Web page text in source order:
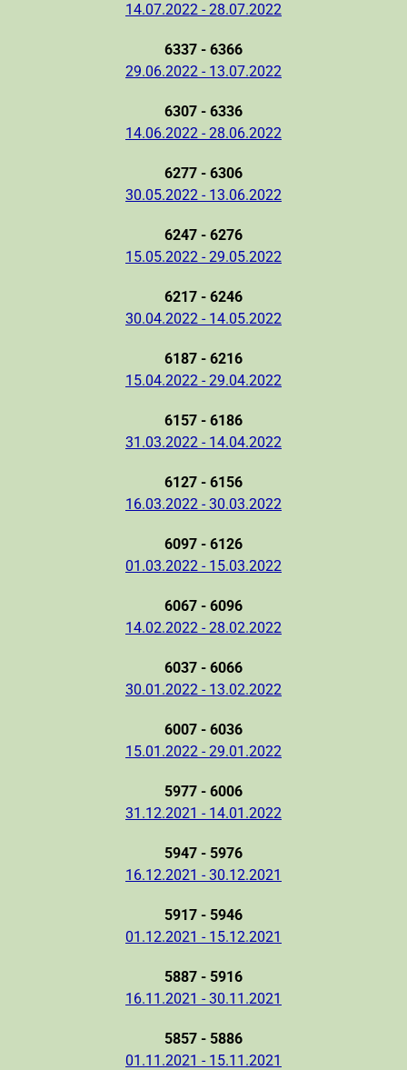
14.07.2022 - 28.07.2022
6337 - 6366
29.06.2022 - 13.07.2022
6307 - 6336
14.06.2022 - 28.06.2022
6277 - 6306
30.05.2022 - 13.06.2022
6247 - 6276
15.05.2022 - 29.05.2022
6217 - 6246
30.04.2022 - 14.05.2022
6187 - 6216
15.04.2022 - 29.04.2022
6157 - 6186
31.03.2022 - 14.04.2022
6127 - 6156
16.03.2022 - 30.03.2022
6097 - 6126
01.03.2022 - 15.03.2022
6067 - 6096
14.02.2022 - 28.02.2022
6037 - 6066
30.01.2022 - 13.02.2022
6007 - 6036
15.01.2022 - 29.01.2022
5977 - 6006
31.12.2021 - 14.01.2022
5947 - 5976
16.12.2021 - 30.12.2021
5917 - 5946
01.12.2021 - 15.12.2021
5887 - 5916
16.11.2021 - 30.11.2021
5857 - 5886
01.11.2021 - 15.11.2021